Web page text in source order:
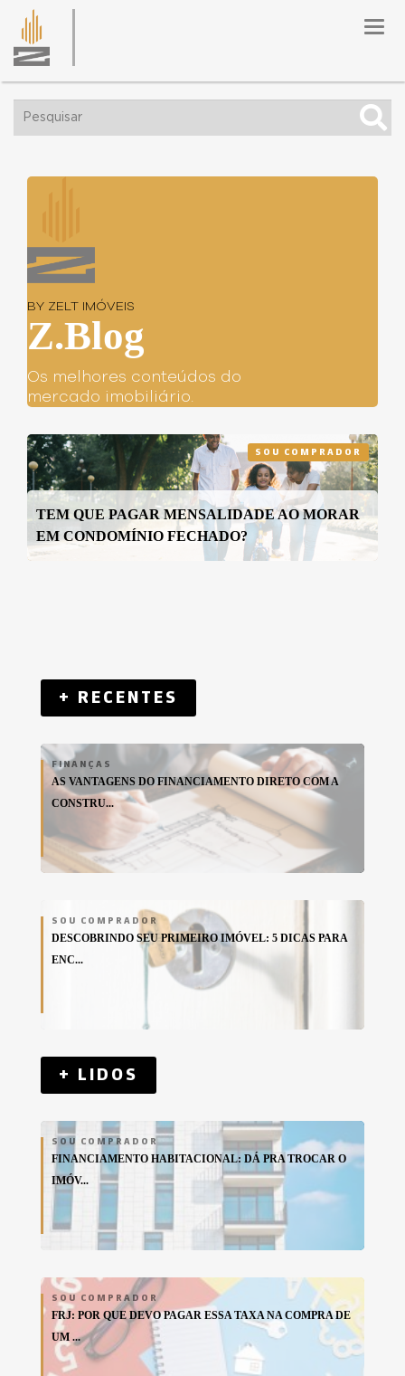
BY ZELT IMÓVEIS
Z.Blog
Os melhores conteúdos do
mercado imobiliário.
SOU COMPRADOR
TEM QUE PAGAR MENSALIDADE AO MORAR
EM CONDOMÍNIO FECHADO?
+ RECENTES
FINANÇAS
AS VANTAGENS DO FINANCIAMENTO DIRETO COM A
CONSTRU...
SOU COMPRADOR
DESCOBRINDO SEU PRIMEIRO IMÓVEL: 5 DICAS PARA
ENC...
+ LIDOS
SOU COMPRADOR
FINANCIAMENTO HABITACIONAL: DÁ PRA TROCAR O
IMÓV...
SOU COMPRADOR
FRJ: POR QUE DEVO PAGAR ESSA TAXA NA COMPRA DE
UM ...